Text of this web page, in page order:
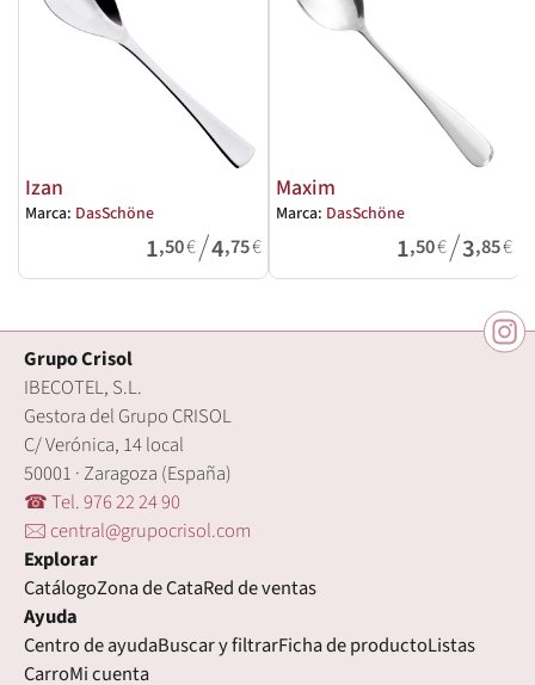
Izan
Marca: DasSchöne
1,50€/4,75€
Maxim
Marca: DasSchöne
1,50€/3,85€
Grupo Crisol
IBECOTEL, S.L.
Gestora del Grupo CRISOL
C/ Verónica, 14 local
50001 · Zaragoza (España)
☎ Tel. 976 22 24 90
🖂 central@grupocrisol.com
Explorar
CatálogoZona de CataRed de ventas
Ayuda
Centro de ayudaBuscar y filtrarFicha de productoListas
CarroMi cuenta